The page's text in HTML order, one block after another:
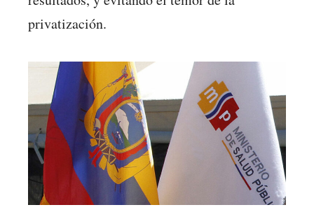
privatización.